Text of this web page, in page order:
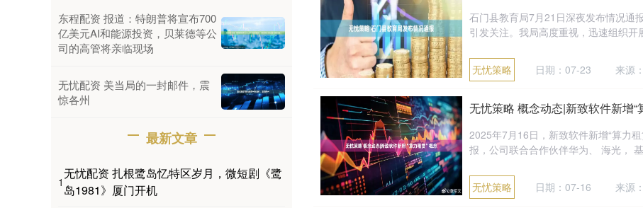
石门县教育局7月21日深夜发布情况通
引发关注。我局高度重视，迅速组织
无忧策略 日期：07-23 来源
无忧策略 概念动态|新致软件新增“
2025年7月16日，新致软件新增“算力
报，公司联合合作伙伴华为、 海光，
无忧策略 日期：07-16 来源
东程配资 报道：特朗普将宣布700
亿美元AI和能源投资，贝莱德等公
司的高管将亲临现场
无忧配资 美当局的一封邮件，震
惊各州
最新文章
1
无忧配资 扎根鹭岛忆特区岁月，微短剧《鹭
岛1981》厦门开机